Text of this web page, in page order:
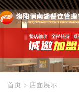
首页 > 店面展示